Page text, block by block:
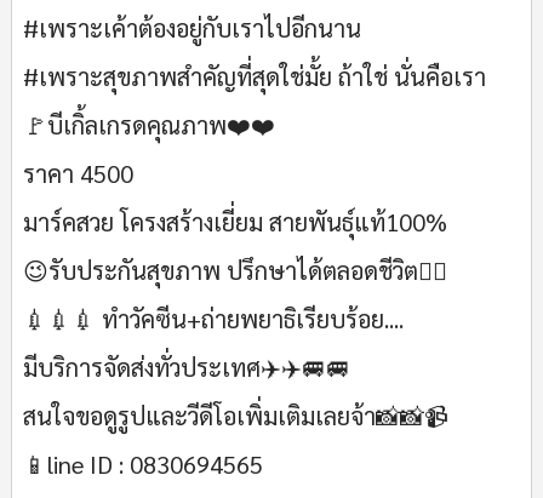
#เพราะเค้าต้องอยู่กับเราไปอีกนาน
#เพราะสุขภาพสำคัญที่สุดใช่มั้ย ถ้าใช่ นั่นคือเรา
🚩บีเกิ้ลเกรดคุณภาพ❤️❤️
ราคา 4500
มาร์คสวย โครงสร้างเยี่ยม สายพันธุ์แท้100%
😉รับประกันสุขภาพ ปรึกษาได้ตลอดชีวิต✌🏻
💉💉💉 ทำวัคซีน+ถ่ายพยาธิเรียบร้อย....
มีบริการจัดส่งทั่วประเทศ✈️✈️🚐🚐
สนใจขอดูรูปและวีดีโอเพิ่มเติมเลยจ้า📸📸📹
📱line ID : 0830694565